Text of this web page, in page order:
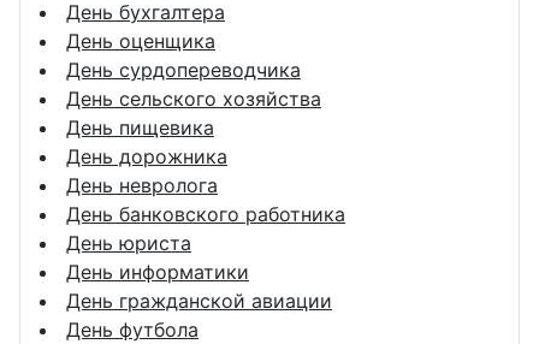
День бухгалтера
День оценщика
День сурдопереводчика
День сельского хозяйства
День пищевика
День дорожника
День невролога
День банковского работника
День юриста
День информатики
День гражданской авиации
День футбола